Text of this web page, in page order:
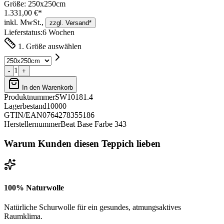
Größe: 250x250cm
1.331,00 €*
inkl. MwSt.,
zzgl. Versand*
Lieferstatus:6 Wochen
1. Größe auswählen
- 1 +
In den Warenkorb
ProduktnummerSW10181.4
Lagerbestand10000
GTIN/EAN0764278355186
HerstellernummerBeat Base Farbe 343
Warum Kunden diesen Teppich lieben
100% Naturwolle
Natürliche Schurwolle für ein gesundes, atmungsaktives
Raumklima.